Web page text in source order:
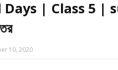
| Class 5 |
10, 2020